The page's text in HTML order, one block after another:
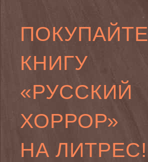
ПОКУПАЙТЕ
КНИГУ
«РУССКИЙ
ХОРРОР»
НА ЛИТРЕС!